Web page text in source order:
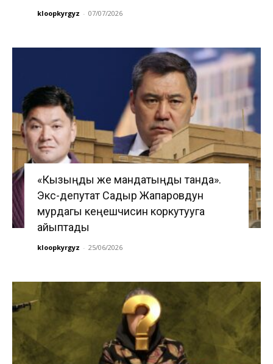
kloopkyrgyz - 07/07/2026
«Кызыңды же мандатыңды танда».
Экс-депутат Садыр Жапаровдун
мурдагы кеңешчисин коркутууга
айыптады
kloopkyrgyz - 25/06/2026